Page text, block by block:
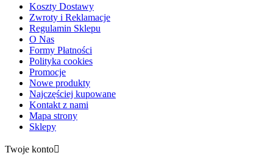
Koszty Dostawy
Zwroty i Reklamacje
Regulamin Sklepu
O Nas
Formy Płatności
Polityka cookies
Promocje
Nowe produkty
Najczęściej kupowane
Kontakt z nami
Mapa strony
Sklepy
Twoje konto